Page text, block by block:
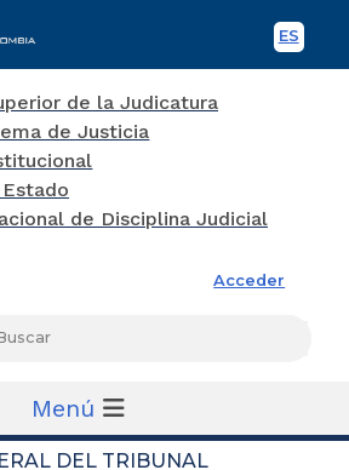
ES
Acceder
Menú
DEL TRIBUNAL